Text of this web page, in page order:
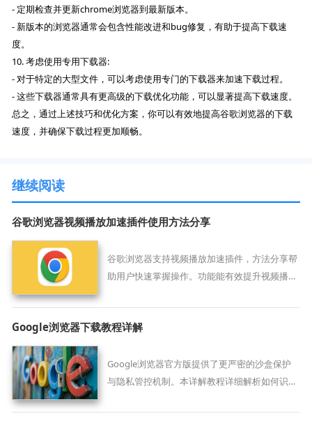
- 定期检查并更新chrome浏览器到最新版本。
- 新版本的浏览器通常会包含性能改进和bug修复，有助于提高下载速
度。
10. 考虑使用专用下载器:
- 对于特定的大型文件，可以考虑使用专门的下载器来加速下载过程。
- 这些下载器通常具有更高级的下载优化功能，可以显著提高下载速度。
总之，通过上述技巧和优化方案，你可以有效地提高谷歌浏览器的下载
速度，并确保下载过程更加顺畅。
继续阅读
谷歌浏览器视频播放加速插件使用方法分享
谷歌浏览器支持视频播放加速插件，方法分享帮
助用户快速掌握操作。功能能有效提升视频播放
Google浏览器下载教程详解
Google浏览器官方版提供了更严密的沙盒保护
与隐私管控机制。本详解教程详细解析如何识别
证数字签名的方法，旨在为用户提供安全可靠的